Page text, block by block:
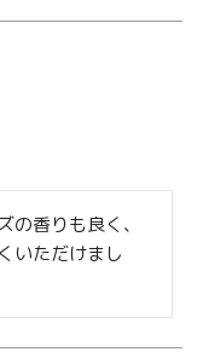
香りも良く、
いただけまし